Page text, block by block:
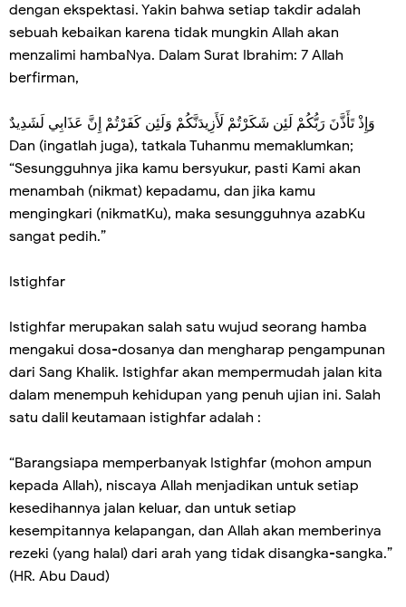
dengan ekspektasi. Yakin bahwa setiap takdir adalah
sebuah kebaikan karena tidak mungkin Allah akan
menzalimi hambaNya. Dalam Surat Ibrahim: 7 Allah
berfirman,
وَإِذْ تَأَذَّنَ رَبُّكُمْ لَئِن شَكَرْتُمْ لَأَزِيدَنَّكُمْ وَلَئِن كَفَرْتُمْ إِنَّ عَذَابِي لَشَدِيدٌ
Dan (ingatlah juga), tatkala Tuhanmu memaklumkan;
“Sesungguhnya jika kamu bersyukur, pasti Kami akan
menambah (nikmat) kepadamu, dan jika kamu
mengingkari (nikmatKu), maka sesungguhnya azabKu
sangat pedih.”
Istighfar
Istighfar merupakan salah satu wujud seorang hamba
mengakui dosa-dosanya dan mengharap pengampunan
dari Sang Khalik. Istighfar akan mempermudah jalan kita
dalam menempuh kehidupan yang penuh ujian ini. Salah
satu dalil keutamaan istighfar adalah :
“Barangsiapa memperbanyak Istighfar (mohon ampun
kepada Allah), niscaya Allah menjadikan untuk setiap
kesedihannya jalan keluar, dan untuk setiap
kesempitannya kelapangan, dan Allah akan memberinya
rezeki (yang halal) dari arah yang tidak disangka-sangka.”
(HR. Abu Daud)